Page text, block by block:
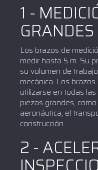
1 -
Los brazos de
medir hasta 5 m. Su
su volumen de
mecánica. Los
utilizarse en todas
piezas grandes,
aeronáutica, el
construcción.
2 -